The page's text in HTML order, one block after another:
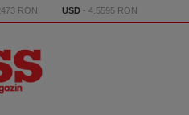
RON USD - 4.5595 RON